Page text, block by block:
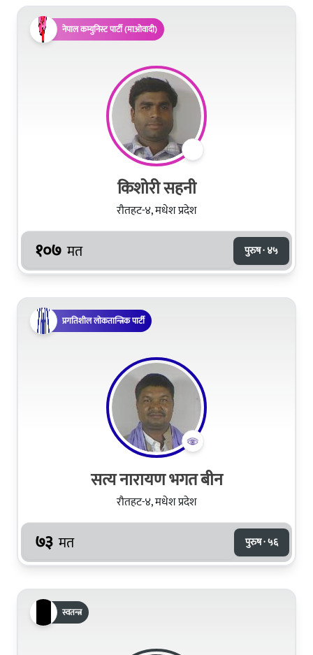
नेपाल कम्युनिस्ट पार्टी (माओवादी)
किशोरी सहनी
रौतहट-४, मधेश प्रदेश
१०७ मत पुरुष · ४५
प्रगतिशील लोकतान्त्रिक पार्टी
सत्य नारायण भगत बीन
रौतहट-४, मधेश प्रदेश
७३ मत पुरुष · ५६
स्वतन्त्र